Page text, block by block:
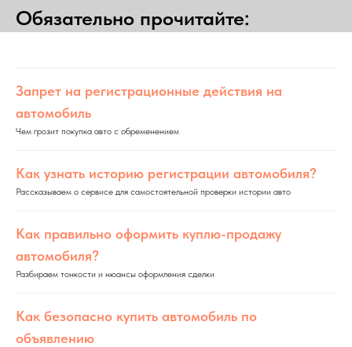
Обязательно прочитайте:
Запрет на регистрационные действия на
автомобиль
Чем грозит покупка авто с обременением
Как узнать историю регистрации автомобиля?
Рассказываем о сервисе для самостоятельной проверки истории авто
Как правильно оформить куплю-продажу
автомобиля?
Разбираем тонкости и нюансы оформления сделки
Как безопасно купить автомобиль по
объявлению